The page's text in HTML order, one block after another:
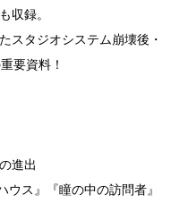
収録。
スタジオシステム崩壊後・
要資料！
進出
ス』『瞳の中の訪問者』